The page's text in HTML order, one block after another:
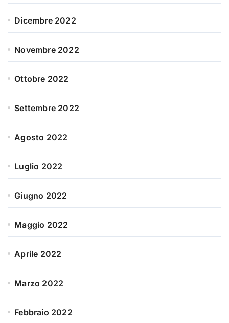
Dicembre 2022
Novembre 2022
Ottobre 2022
Settembre 2022
Agosto 2022
Luglio 2022
Giugno 2022
Maggio 2022
Aprile 2022
Marzo 2022
Febbraio 2022